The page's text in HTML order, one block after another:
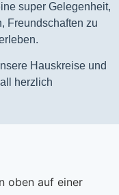
super Gelegenheit,
Freundschaften zu
Hauskreise und
herzlich